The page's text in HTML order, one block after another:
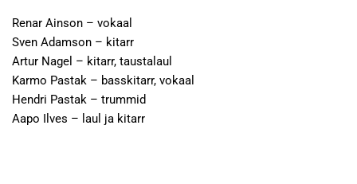
Renar Ainson – vokaal
Sven Adamson – kitarr
Artur Nagel – kitarr, taustalaul
Karmo Pastak – basskitarr, vokaal
Hendri Pastak – trummid
Aapo Ilves – laul ja kitarr